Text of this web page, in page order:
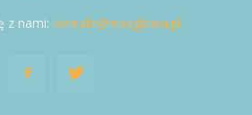
z nami: kontakt@ruszglowa.pl